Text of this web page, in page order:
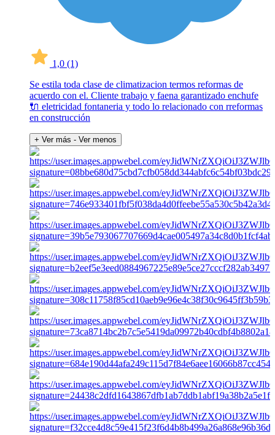
1,0 (1)
Se estila toda clase de climatizacion termos reformas de
acuerdo con el. Cliente trabajo y faena garantizado enchufe
🔌 eletricidad fontaneria y todo lo relacionado con rreformas
en construcción
+ Ver más - Ver menos